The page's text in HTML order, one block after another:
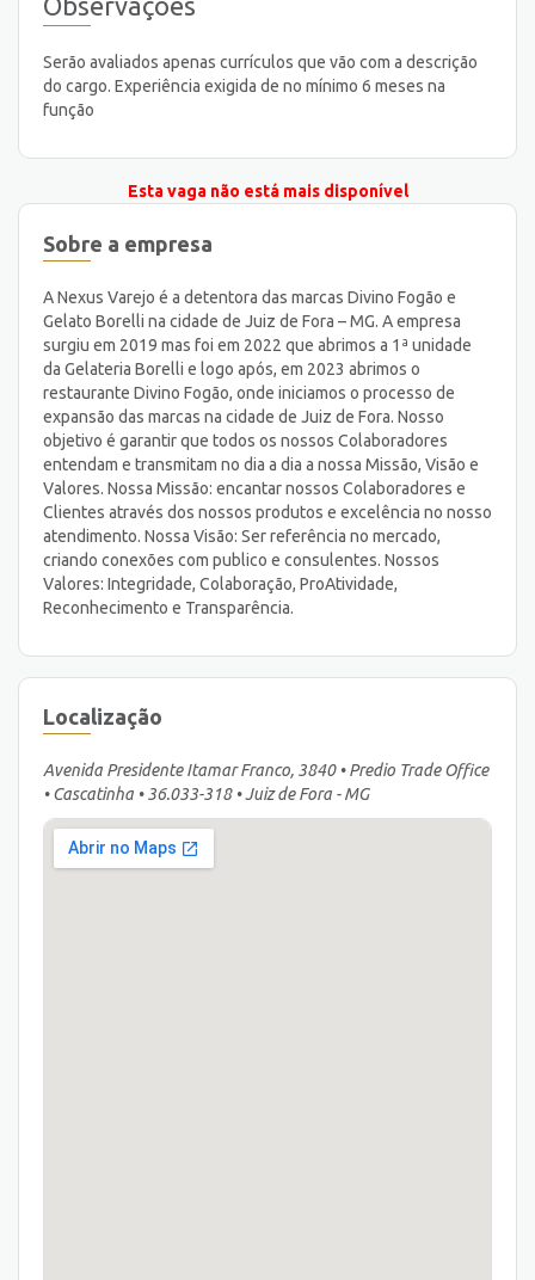
Serão avaliados apenas currículos que vão com a descrição
do cargo. Experiência exigida de no mínimo 6 meses na
função
Esta vaga não está mais disponível
Sobre a empresa
A Nexus Varejo é a detentora das marcas Divino Fogão e
Gelato Borelli na cidade de Juiz de Fora – MG. A empresa
surgiu em 2019 mas foi em 2022 que abrimos a 1ª unidade
da Gelateria Borelli e logo após, em 2023 abrimos o
restaurante Divino Fogão, onde iniciamos o processo de
expansão das marcas na cidade de Juiz de Fora. Nosso
objetivo é garantir que todos os nossos Colaboradores
entendam e transmitam no dia a dia a nossa Missão, Visão e
Valores. Nossa Missão: encantar nossos Colaboradores e
Clientes através dos nossos produtos e excelência no nosso
atendimento. Nossa Visão: Ser referência no mercado,
criando conexões com publico e consulentes. Nossos
Valores: Integridade, Colaboração, ProAtividade,
Reconhecimento e Transparência.
Localização
Avenida Presidente Itamar Franco, 3840 • Predio Trade Office
• Cascatinha • 36.033-318 • Juiz de Fora - MG